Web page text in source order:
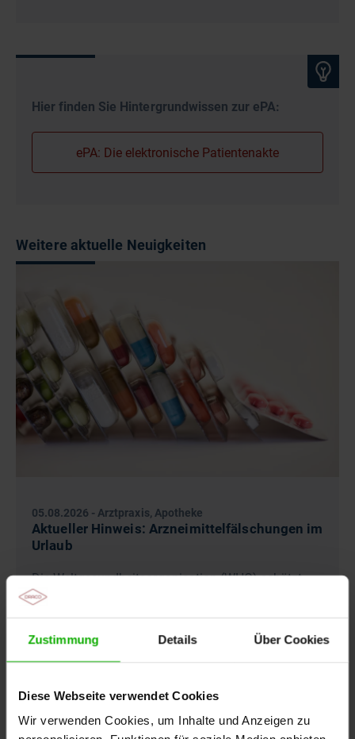
Zustimmung Details Über Cookies
Diese Webseite verwendet Cookies
Wir verwenden Cookies, um Inhalte und Anzeigen zu
Hier finden Sie Hintergrundwissen zur ePA:
ePA: Die elektronische Patientenakte
Weitere aktuelle Neuigkeiten
05.08.2026 - Arztpraxis, Apotheke
Aktueller Hinweis: Arzneimittelfälschungen im
Urlaub
Die Weltgesundheitsorganisation (WHO) schätzt,
dass in manchen Ländern mehr als jedes zehnte